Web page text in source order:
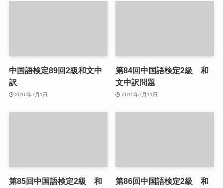
中国語検定89回2級和文中
訳
2016年7月1日
第84回中国語検定2級 和
文中訳問題
2015年7月11日
第85回中国語検定2級 和
第86回中国語検定2級 和